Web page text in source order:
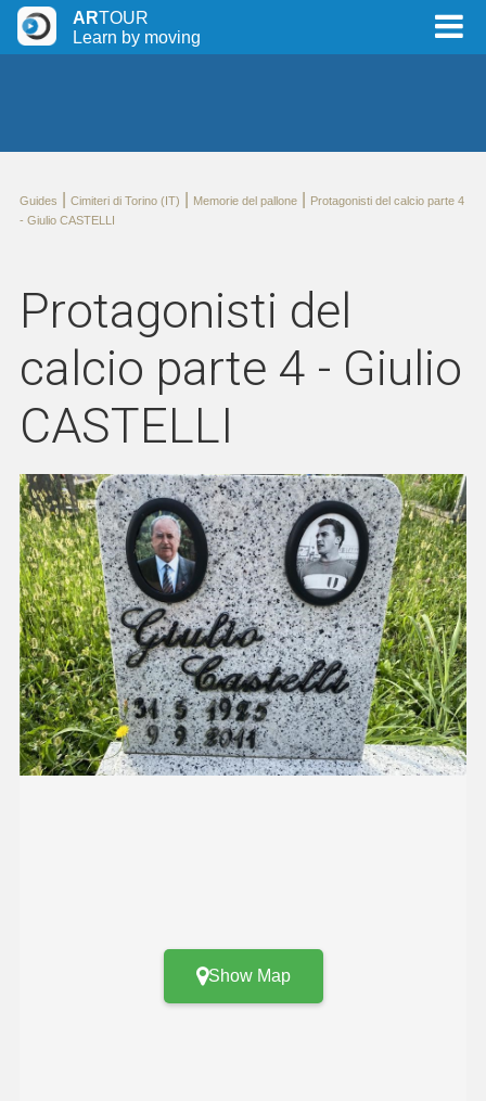
ARTOUR
Learn by moving
Guides Cimiteri di Torino (IT) Memorie del pallone|
Protagonisti del calcio parte 4
- Giulio CASTELLI
Protagonisti del
calcio parte 4 - Giulio
CASTELLI
Show Map